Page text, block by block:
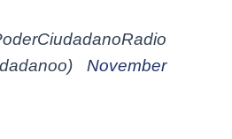
November